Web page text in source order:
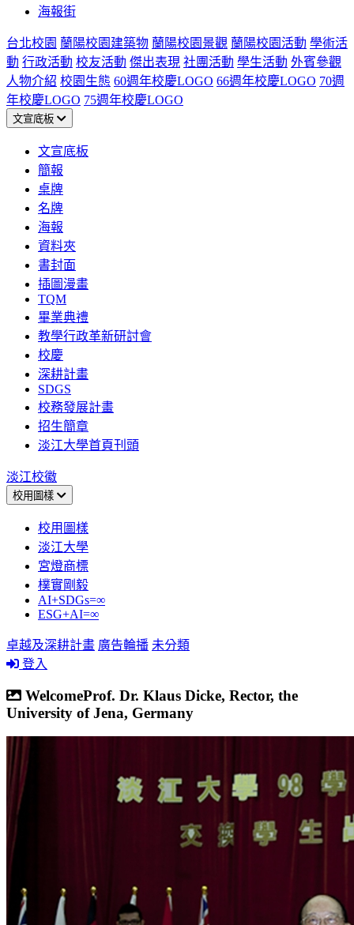
海報街
台北校園 蘭陽校園建築物 蘭陽校園景觀 蘭陽校園活動 學術活
動 行政活動 校友活動 傑出表現 社團活動 學生活動 外賓參觀
人物介紹 校園生態 60週年校慶LOGO 66週年校慶LOGO 70週
年校慶LOGO 75週年校慶LOGO
文宣底板
文宣底板
簡報
桌牌
名牌
海報
資料夾
書封面
插圖漫畫
TQM
畢業典禮
教學行政革新研討會
校慶
深耕計畫
SDGS
校務發展計畫
招生簡章
淡江大學首頁刊頭
淡江校徽
校用圖樣
校用圖樣
淡江大學
宮燈商標
樸實剛毅
AI+SDGs=∞
ESG+AI=∞
卓越及深耕計畫 廣告輪播 未分類
登入
WelcomeProf. Dr. Klaus Dicke, Rector, the
University of Jena, Germany